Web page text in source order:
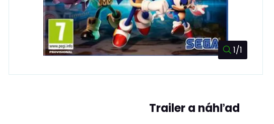
1/1
Trailer a náhľad